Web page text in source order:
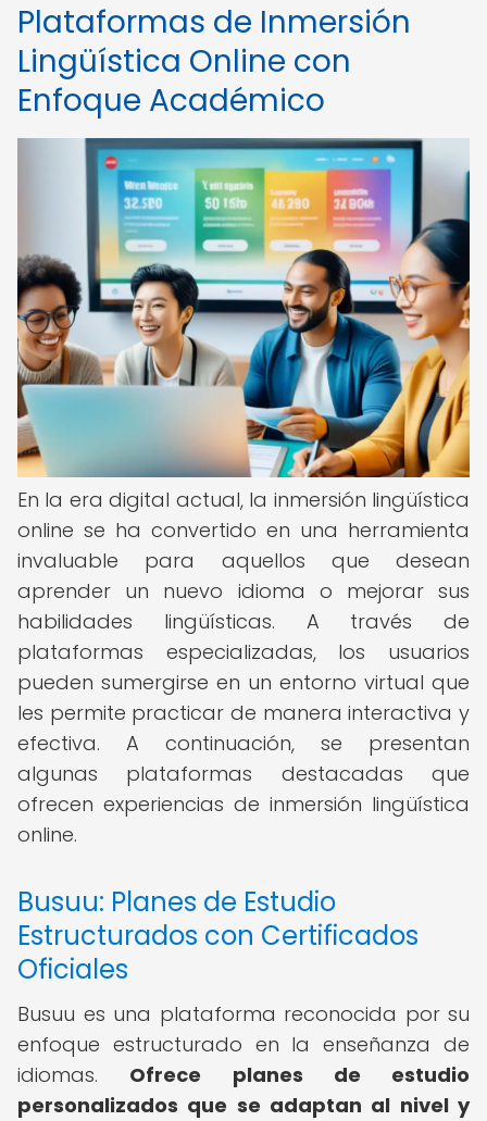
Plataformas de Inmersión
Lingüística Online con
Enfoque Académico
En la era digital actual, la inmersión lingüística
online se ha convertido en una herramienta
invaluable para aquellos que desean
aprender un nuevo idioma o mejorar sus
habilidades lingüísticas. A través de
plataformas especializadas, los usuarios
pueden sumergirse en un entorno virtual que
les permite practicar de manera interactiva y
efectiva. A continuación, se presentan
algunas plataformas destacadas que
ofrecen experiencias de inmersión lingüística
online.
Busuu: Planes de Estudio
Estructurados con Certificados
Oficiales
Busuu es una plataforma reconocida por su
enfoque estructurado en la enseñanza de
idiomas. Ofrece planes de estudio
personalizados que se adaptan al nivel y